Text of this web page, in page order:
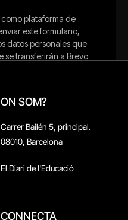
ON SOM?
Carrer Bailén 5, principal.
08010, Barcelona
El Diari de l'Educació
CONNECTA